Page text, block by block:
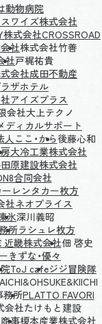
動物病院
ワイズ株式会社
株式会社CROSSROAD
社株式会社竹善
社戸梶祐貴
会社成田不動産
ザホテル
アイズプラス
会社大上テクノ
ディカルサポート
ここ・から後藤心和
大冷工業株式会社
田原建設株式会社
合同会社
レンタカー枚方
社ネオプライス
氷深川義昭
所ラシュレ枚方
近畿株式会社佃 啓史
きずな・優々
ToJ cafeジジ冒険隊
務所PLATTO FAVORI
会社たけもと建設
事榎本産業株式会社